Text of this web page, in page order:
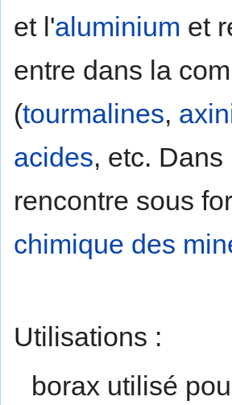
et l'aluminium et
entre dans la
(tourmalines,
acides, etc.
rencontre sous
chimique des
Utilisations :
borax utilisé